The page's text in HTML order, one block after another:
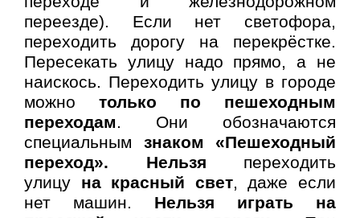
переезде). Если нет светофора,
переходить дорогу на перекрёстке.
Пересекать улицу надо прямо, а не
наискось. Переходить улицу в городе
можно только по пешеходным
переходам. Они обозначаются
специальным знаком «Пешеходный
переход».
Нельзя переходить
улицу на красный свет, даже если
нет машин. Нельзя играть на